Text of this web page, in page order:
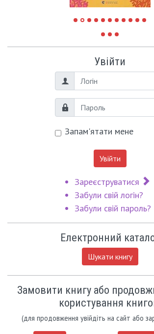
Увійти
Логін
Пароль
Запам'ятати мене
Увійти
Зареєструватися
Забули свій логін?
Забули свій пароль?
Електронний
Шукати книгу
Замовити книгу або
користування
(для продовження увійдіть на сайт або